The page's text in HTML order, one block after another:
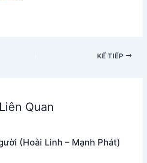
KẾ TIẾP
Quan
(Hoài Linh – Mạnh Phát)